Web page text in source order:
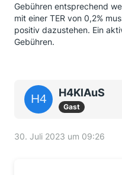
Gebühren entsprechend
mit einer TER von 0,2%
positiv dazustehen. Ein
Gebühren.
H4KlAuS
Gast
30. Juli 2023 um 09:26